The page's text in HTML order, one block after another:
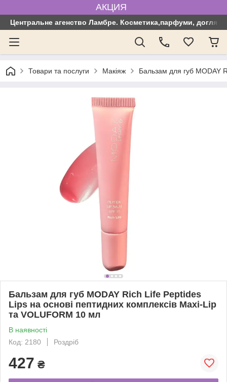
АКЦИЯ
Центральне агенство Ламбре. Косметика,парфуми, догляд
Товари та послуги Макіяж Бальзам для губ MODAY
Бальзам для губ MODAY Rich Life Peptides
Lips на основі пептидних комплексів Maxi-Lip
та VOLUFORM 10 мл
В наявності
Код: 2180
Роздріб
427 ₴